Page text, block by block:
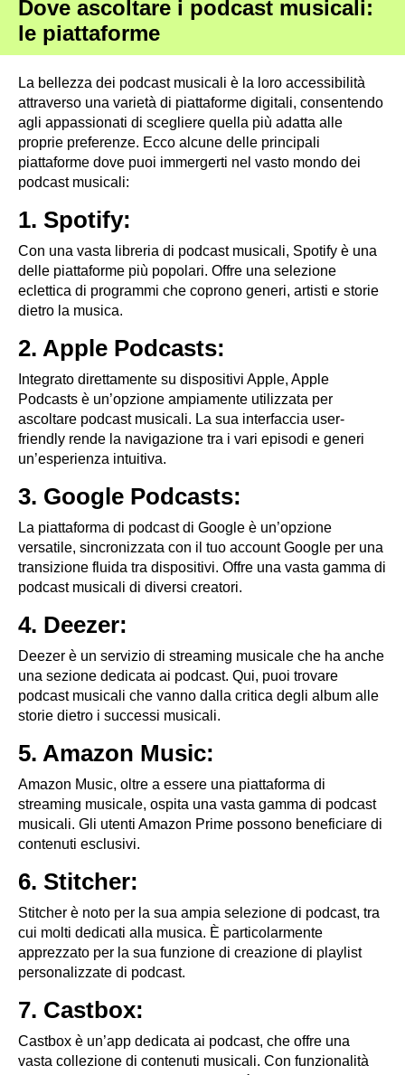
Dove ascoltare i podcast musicali:
le piattaforme
La bellezza dei podcast musicali è la loro accessibilità
attraverso una varietà di piattaforme digitali, consentendo
agli appassionati di scegliere quella più adatta alle
proprie preferenze. Ecco alcune delle principali
piattaforme dove puoi immergerti nel vasto mondo dei
podcast musicali:
1. Spotify:
Con una vasta libreria di podcast musicali, Spotify è una
delle piattaforme più popolari. Offre una selezione
eclettica di programmi che coprono generi, artisti e storie
dietro la musica.
2. Apple Podcasts:
Integrato direttamente su dispositivi Apple, Apple
Podcasts è un’opzione ampiamente utilizzata per
ascoltare podcast musicali. La sua interfaccia user-
friendly rende la navigazione tra i vari episodi e generi
un’esperienza intuitiva.
3. Google Podcasts:
La piattaforma di podcast di Google è un’opzione
versatile, sincronizzata con il tuo account Google per una
transizione fluida tra dispositivi. Offre una vasta gamma di
podcast musicali di diversi creatori.
4. Deezer:
Deezer è un servizio di streaming musicale che ha anche
una sezione dedicata ai podcast. Qui, puoi trovare
podcast musicali che vanno dalla critica degli album alle
storie dietro i successi musicali.
5. Amazon Music:
Amazon Music, oltre a essere una piattaforma di
streaming musicale, ospita una vasta gamma di podcast
musicali. Gli utenti Amazon Prime possono beneficiare di
contenuti esclusivi.
6. Stitcher:
Stitcher è noto per la sua ampia selezione di podcast, tra
cui molti dedicati alla musica. È particolarmente
apprezzato per la sua funzione di creazione di playlist
personalizzate di podcast.
7. Castbox:
Castbox è un’app dedicata ai podcast, che offre una
vasta collezione di contenuti musicali. Con funzionalità